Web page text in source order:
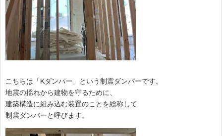
こちらは「Kダンパー」という制震ダンパーです。
地震の揺れから建物を守るために、
建築構造に組み込む装置のことを総称して
制震ダンバーと呼びます。